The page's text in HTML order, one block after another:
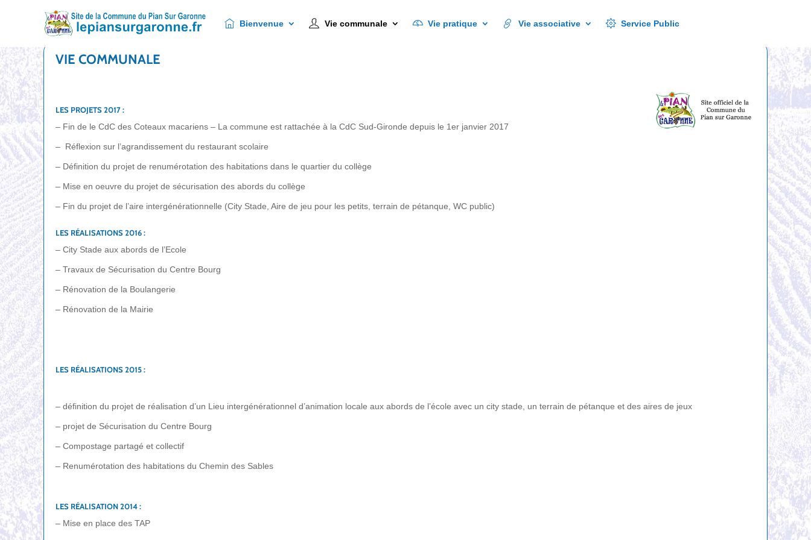
Bienvenue Vie communale Vie pratique Vie associative Service Public
Bienvenue Vie communale Vie pratique Vie associative Service Public
VIE COMMUNALE
LES PROJETS 2017 :
– Fin de le CdC des Coteaux macariens – La commune est rattachée à la CdC Sud-Gironde depuis le 1er janvier 2017
– Réflexion sur l’agrandissement du restaurant scolaire
– Définition du projet de renumérotation des habitations dans le quartier du collège
– Mise en oeuvre du projet de sécurisation des abords du collège
– Fin du projet de l’aire intergénérationnelle (City Stade, Aire de jeu pour les petits, terrain de pétanque, WC public)
LES RÉALISATIONS 2016 :
– City Stade aux abords de l’Ecole
– Travaux de Sécurisation du Centre Bourg
– Rénovation de la Boulangerie
– Rénovation de la Mairie
LES RÉALISATIONS 2015 :
– définition du projet de réalisation d’un Lieu intergénérationnel d’animation locale aux abords de l’école avec un city stade, un terrain de pétanque et des aires de jeux
– projet de Sécurisation du Centre Bourg
– Compostage partagé et collectif
– Renumérotation des habitations du Chemin des Sables
LES RÉALISATION 2014 :
– Mise en place des TAP